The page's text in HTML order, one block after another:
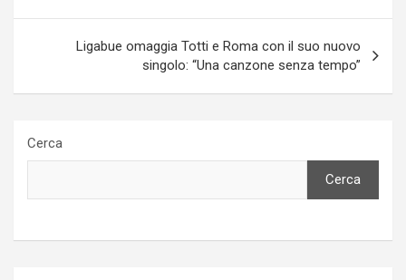
Ligabue omaggia Totti e Roma con il suo nuovo
singolo: “Una canzone senza tempo”
Cerca
Cerca